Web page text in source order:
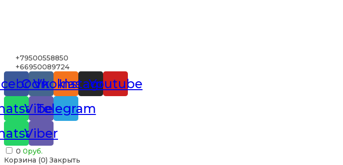
+79500558850
+66950089724
Vk
Odnoklassniki
Instagram
Youtube
Viber
Telegram
Viber
0 0руб.
Корзина (0) Закрыть